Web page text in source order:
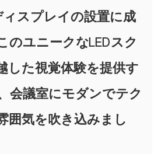
ィスプレイの設置に成
のユニークなLEDスク
した視覚体験を提供す
会議室にモダンでテク
囲気を吹き込みまし